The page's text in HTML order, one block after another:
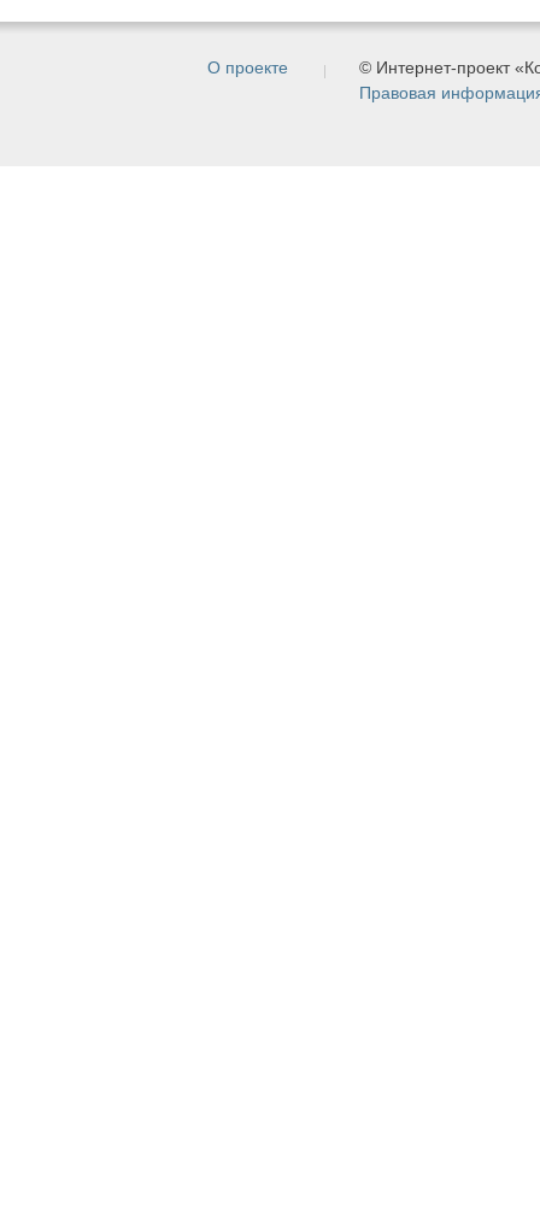
О проекте
© Интернет-проект
Правовая